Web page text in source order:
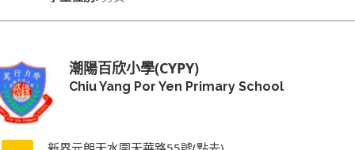
潮陽百欣小學(CYPY)
Chiu Yang Por Yen Primary School